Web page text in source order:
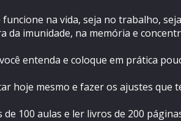
na vida, seja no trabalho,
imunidade, na memória e
entenda e coloque em prática
hoje mesmo e fazer os ajustes
100 aulas e ler livros de 200